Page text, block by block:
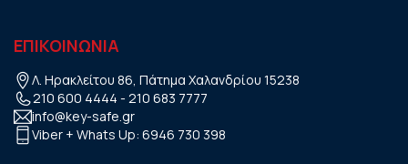
ΕΠΙΚΟΙΝΩΝΙΑ
Λ. Ηρακλείτου 86, Πάτημα Χαλανδρίου 15238
210 600 4444 - 210 683 7777
info@key-safe.gr
Viber + Whats Up: 6946 730 398